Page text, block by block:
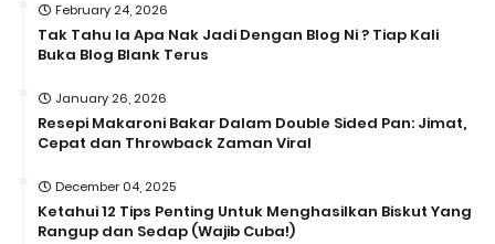
February 24, 2026
Tak Tahu la Apa Nak Jadi Dengan Blog Ni ? Tiap Kali
Buka Blog Blank Terus
January 26, 2026
Resepi Makaroni Bakar Dalam Double Sided Pan: Jimat,
Cepat dan Throwback Zaman Viral
December 04, 2025
Ketahui 12 Tips Penting Untuk Menghasilkan Biskut Yang
Rangup dan Sedap (Wajib Cuba!)